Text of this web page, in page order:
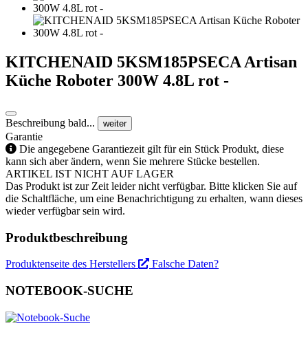
KITCHENAID 5KSM185PSECA Artisan
Küche Roboter 300W 4.8L rot -
Beschreibung bald... weiter
Garantie
Die angegebene Garantiezeit gilt für ein Stück Produkt, diese
kann sich aber ändern, wenn Sie mehrere Stücke bestellen.
ARTIKEL IST NICHT AUF LAGER
Das Produkt ist zur Zeit leider nicht verfügbar. Bitte klicken Sie auf
die Schaltfläche, um eine Benachrichtigung zu erhalten, wann dieses
wieder verfügbar sein wird.
Produktbeschreibung
Produktenseite des Herstellers Falsche Daten?
NOTEBOOK-SUCHE